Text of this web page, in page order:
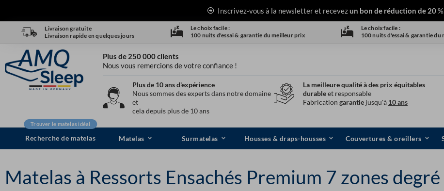
contenu
Inscrivez-vous à la newsletter et recevezun bon de réduction de 20
Livraison gratuite
Livraison rapide en quelques jours
Le choix facile :
100 nuits d'essai & garantie du meilleur prix
Le choix facile :
100 nuits d'essai & garantie du
Plus de 250 000 clients
Nous vous remercions de votre confiance !
Plus de 10 ans d'expérience
Nous sommes des experts dans notre domaine
et
cela depuis plus de 10 ans
La meilleure qualité à des prix équitables
durableet responsable
Fabrication garantiejusqu'à 10 ans
Trouver le matelas idéal
Recherche de matelas Matelas Surmatelas Housses & draps-housses Couvertures & oreillers
Matelas à Ressorts Ensachés Premium 7 zones